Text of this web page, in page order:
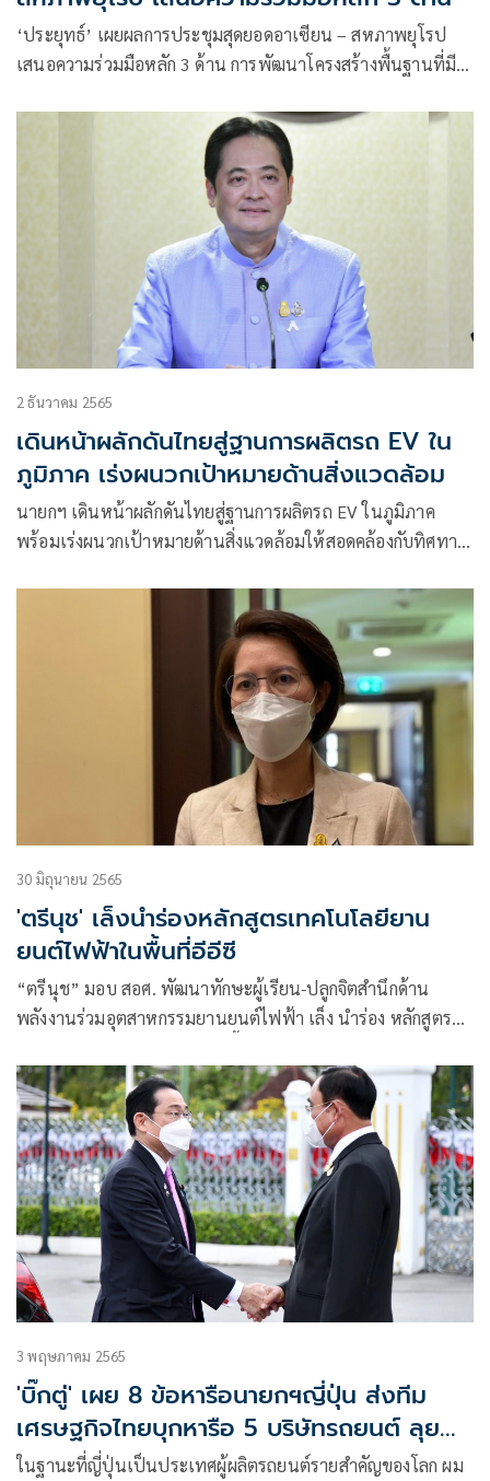
‘ประยุทธ์’ เผยผลการประชุมสุดยอดอาเซียน – สหภาพยุโรป
เสนอความร่วมมือหลัก 3 ด้าน การพัฒนาโครงสร้างพื้นฐานที่มี
มาตรฐานของอาเซียนไปสู่การค้าที่ยั่งยืน
2 ธันวาคม 2565
เดินหน้าผลักดันไทยสู่ฐานการผลิตรถ EV ใน
ภูมิภาค เร่งผนวกเป้าหมายด้านสิ่งแวดล้อม
นายกฯ เดินหน้าผลักดันไทยสู่ฐานการผลิตรถ EV ในภูมิภาค
พร้อมเร่งผนวกเป้าหมายด้านสิ่งแวดล้อมให้สอดคล้องกับทิศทาง
30 มิถุนายน 2565
'ตรีนุช' เล็งนำร่องหลักสูตรเทคโนโลยียาน
ยนต์ไฟฟ้าในพื้นที่อีอีซี
“ตรีนุช” มอบ สอศ. พัฒนาทักษะผู้เรียน-ปลูกจิตสำนึกด้าน
พลังงานร่วมอุตสาหกรรมยานยนต์ไฟฟ้า เล็ง นำร่อง หลักสูตร
3 พฤษภาคม 2565
'บิ๊กตู่' เผย 8 ข้อหารือนายกฯญี่ปุ่น ส่งทีม
เศรษฐกิจไทยบุกหารือ 5 บริษัทรถยนต์ ลุย
อุตสาหกรรมยานยนต์ไฟฟ้า
ในฐานะที่ญี่ปุ่นเป็นประเทศผู้ผลิตรถยนต์รายสำคัญของโลก ผม